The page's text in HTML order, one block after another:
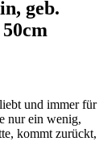
geb.
und immer für
nur ein wenig,
kommt zurückt,